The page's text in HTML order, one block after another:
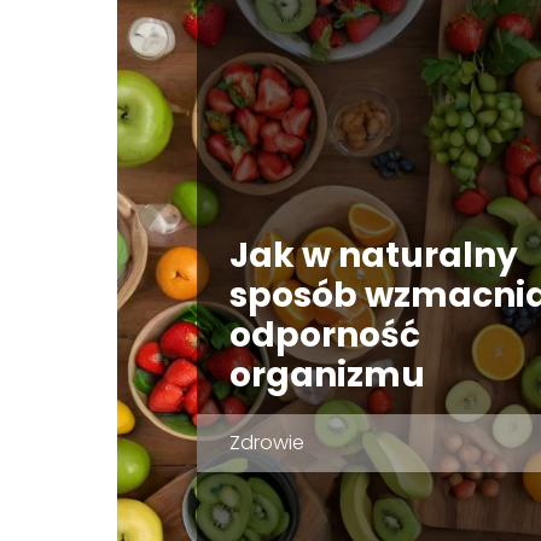
Jak w naturalny
sposób
odporność
organizmu
Zdrowie